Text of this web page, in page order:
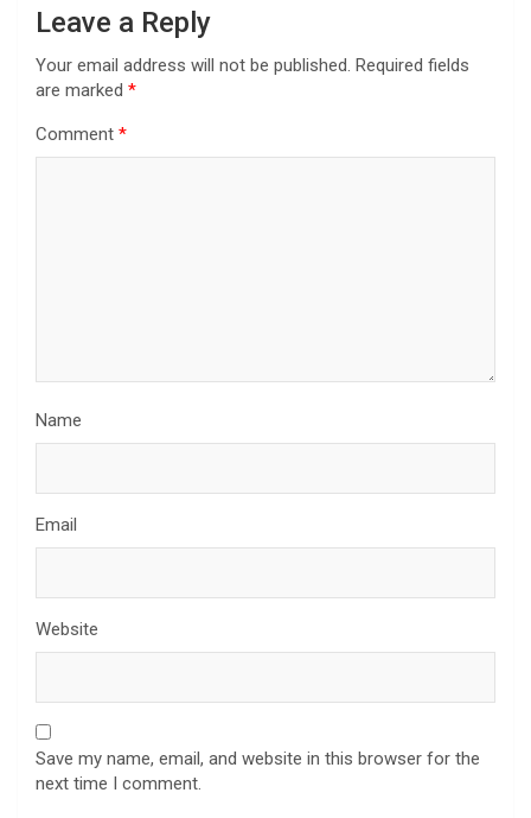
Leave a Reply
Your email address will not be published. Required fields
are marked *
Comment *
Name
Email
Website
Save my name, email, and website in this browser for the
next time I comment.